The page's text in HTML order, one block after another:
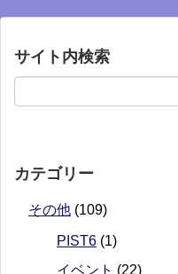
サイト内検索
カテゴリー
その他 (109)
PIST6 (1)
イベント (22)